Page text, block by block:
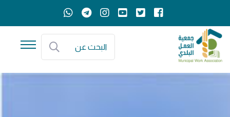
البحث عن